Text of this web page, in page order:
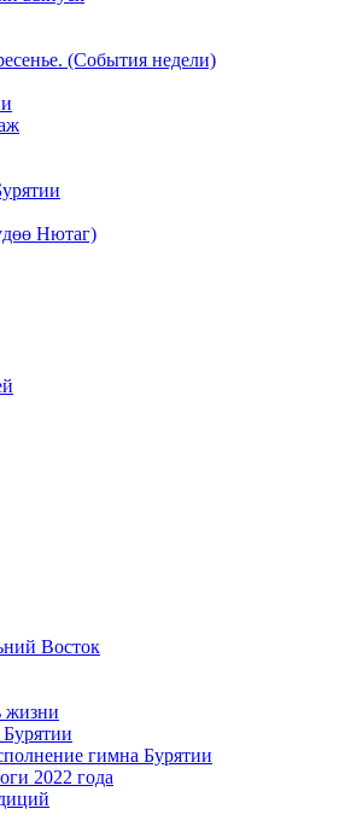
(События недели)
Нютаг)
Восток
жизни
гимна Бурятии
2022 года